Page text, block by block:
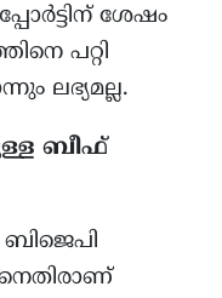
ശേഷം
പറ്റി
ലഭ്യമല്ല.
ബീഫ്
ബിജെപി